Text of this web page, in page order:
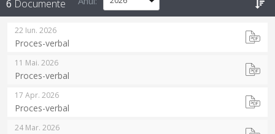
6 Documente
22 Iun. 2026
Proces-verbal
11 Mai. 2026
Proces-verbal
17 Apr. 2026
Proces-verbal
24 Mar. 2026